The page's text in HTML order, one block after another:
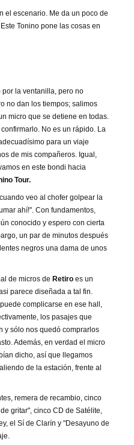
el escenario. Me da un poco de
Tonino pone las cosas en
la ventanilla, pero no
no dan los tiempos; salimos
micro que se detiene en todas.
No es un rápido. La
para un viaje
de mis compañeros. Igual,
en este bondi hacia
Tour.
veo al chofer golpear la
ahí!". Con fundamentos,
conocido y espero con cierta
un par de minutos después
negros una dama de unos
de micros de Retiro es un
parece diseñada a tal fin.
complicarse en ese hall,
los pasajes que
y sólo nos quedó comprarlos
Además, en verdad el micro
dicho, así que llegamos
de la estación, frente al
remera de recambio, cinco
gritar", cinco CD de Satélite,
el Sí de Clarín y "Desayuno de